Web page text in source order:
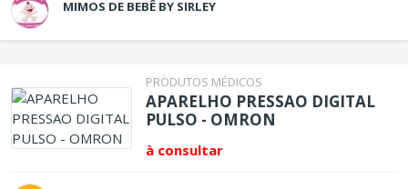
MIMOS DE BEBÊ BY SIRLEY
PRODUTOS MÉDICOS
APARELHO PRESSAO DIGITAL
PULSO - OMRON
à consultar